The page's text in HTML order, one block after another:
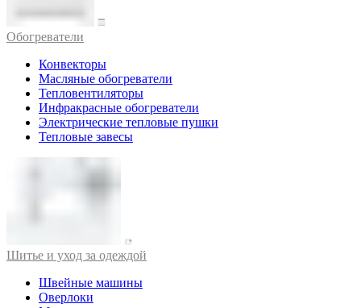
Обогреватели
Конвекторы
Масляные обогреватели
Тепловентиляторы
Инфракрасные обогреватели
Электрические тепловые пушки
Тепловые завесы
Шитье и уход за одеждой
Швейные машины
Оверлоки